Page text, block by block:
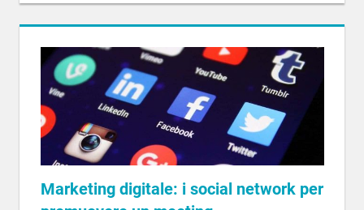
Marketing digitale: i social network per